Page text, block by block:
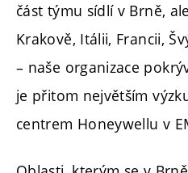
část týmu sídlí v Brně,
Krakově, Itálii, Francii,
– naše organizace
je přitom největším
centrem Honeywellu v